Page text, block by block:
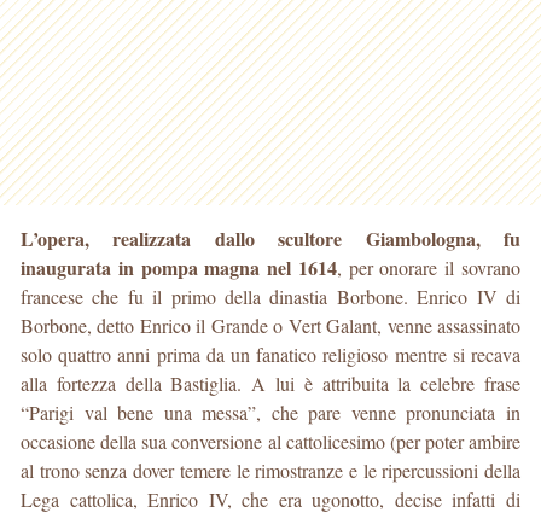
L’opera, realizzata dallo scultore Giambologna, fu
inaugurata in pompa magna nel 1614, per onorare il sovrano
francese che fu il primo della dinastia Borbone. Enrico IV di
Borbone, detto Enrico il Grande o Vert Galant, venne assassinato
solo quattro anni prima da un fanatico religioso mentre si recava
alla fortezza della Bastiglia. A lui è attribuita la celebre frase
“Parigi val bene una messa”, che pare venne pronunciata in
occasione della sua conversione al cattolicesimo (per poter ambire
al trono senza dover temere le rimostranze e le ripercussioni della
Lega cattolica, Enrico IV, che era ugonotto, decise infatti di